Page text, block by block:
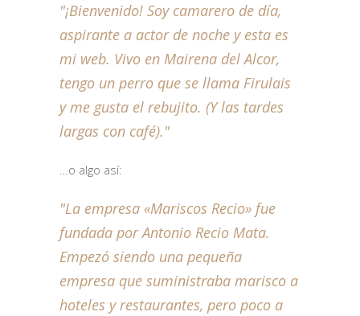
¡Bienvenido! Soy camarero de día,
aspirante a actor de noche y esta es
mi web. Vivo en Mairena del Alcor,
tengo un perro que se llama Firulais
y me gusta el rebujito. (Y las tardes
largas con café).
…o algo así:
La empresa «Mariscos Recio» fue
fundada por Antonio Recio Mata.
Empezó siendo una pequeña
empresa que suministraba marisco a
hoteles y restaurantes, pero poco a